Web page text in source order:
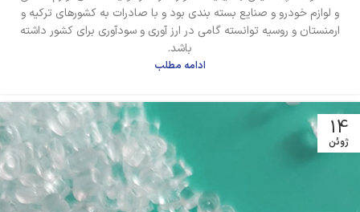
و لوازم خودرو و صنایع بسته بندی بود و با صادرات به کشورهای ترکیه و
ارمنستان و روسیه توانسته گامی در ارز آوری و سودآوری برای کشور داشته
باشد.
ادامه مطلب
14
ژوئن